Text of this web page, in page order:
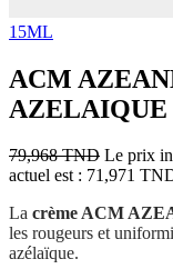
15ML
ACM
AZELAIQUE
79,968TND Le prix
actuel est : 71,971
La crème ACM
les rougeurs et
azélaïque.